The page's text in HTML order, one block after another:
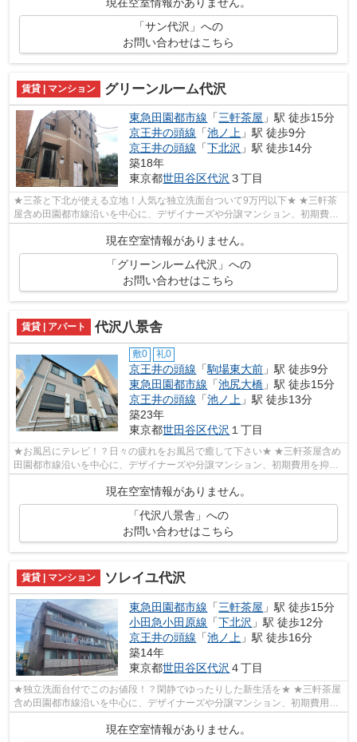
「サン代沢」への
お問い合わせはこちら
賃貸 | マンション グリーンルーム代沢
東急田園都市線 「三軒茶屋 」駅 徒歩15分
京王井の頭線 「池ノ上 」駅 徒歩9分
京王井の頭線 「下北沢 」駅 徒歩14分
築18年
東京都世田谷区代沢 ３丁目
★三茶と下北が使える立地！人気な独立洗面台ついて9万円以下★ ★三軒茶
屋含め田園都市線沿いを中心に、デザイナーズや分譲マンション、初期費用
を抑えた部屋探しはぜひ当社にお任せくだ...
現在空室情報がありません。
「グリーンルーム代沢」への
お問い合わせはこちら
賃貸 | アパート 代沢八景舎
敷0 礼0
京王井の頭線 「駒場東大前 」駅 徒歩9分
東急田園都市線 「池尻大橋 」駅 徒歩15分
京王井の頭線 「池ノ上 」駅 徒歩13分
築23年
東京都世田谷区代沢 １丁目
★お風呂にテレビ！？日々の疲れをお風呂で癒して下さい★ ★三軒茶屋含め
田園都市線沿いを中心に、デザイナーズや分譲マンション、初期費用を抑え
現在空室情報がありません。
「代沢八景舎」への
お問い合わせはこちら
賃貸 | マンション ソレイユ代沢
東急田園都市線 「三軒茶屋 」駅 徒歩15分
小田急小田原線 「下北沢 」駅 徒歩12分
京王井の頭線 「池ノ上 」駅 徒歩16分
築14年
東京都世田谷区代沢 ４丁目
★独立洗面台付でこのお値段！？閑静でゆったりした新生活を★ ★三軒茶屋
含め田園都市線沿いを中心に、デザイナーズや分譲マンション、初期費用を
現在空室情報がありません。